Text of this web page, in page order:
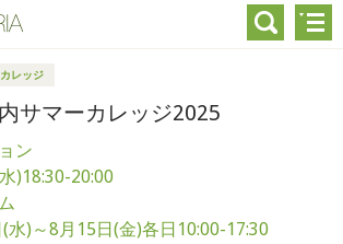
レッジ
サマーカレッジ2025
ン
)18:30-20:00
)～8月15日(金)各日10:00-17:30